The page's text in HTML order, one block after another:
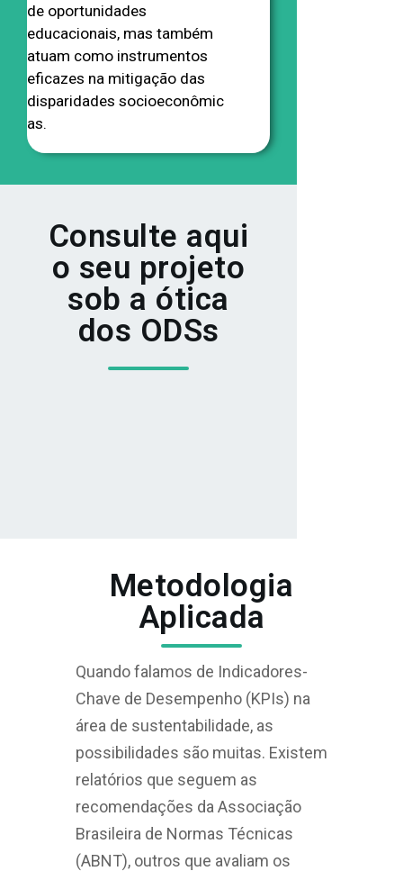
de oportunidades
educacionais, mas também
atuam como instrumentos
eficazes na mitigação das
disparidades socioeconômic
as.
Consulte aqui
o seu projeto
sob a ótica
dos ODSs
Metodologia
Aplicada
Quando falamos de Indicadores-
Chave de Desempenho (KPIs) na
área de sustentabilidade, as
possibilidades são muitas. Existem
relatórios que seguem as
recomendações da Associação
Brasileira de Normas Técnicas
(ABNT), outros que avaliam os